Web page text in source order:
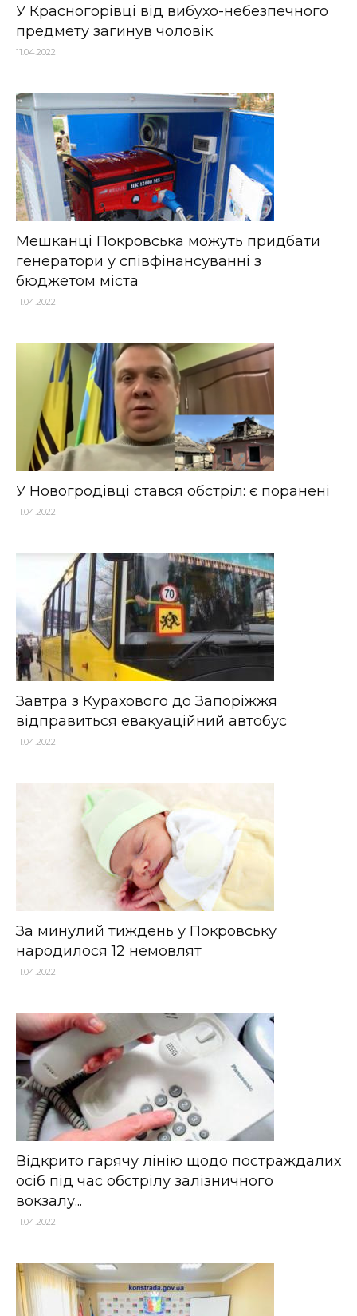
У Красногорівці від вибухо-небезпечного
предмету загинув чоловік
11.04.2022
Мешканці Покровська можуть придбати
генератори у співфінансуванні з
бюджетом міста
11.04.2022
У Новогродівці стався обстріл: є поранені
11.04.2022
Завтра з Курахового до Запоріжжя
відправиться евакуаційний автобус
11.04.2022
За минулий тиждень у Покровську
народилося 12 немовлят
11.04.2022
Відкрито гарячу лінію щодо постраждалих
осіб під час обстрілу залізничного
вокзалу...
11.04.2022